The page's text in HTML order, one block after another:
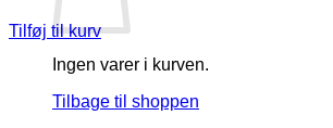
Ingen varer i kurven.
Tilbage til shoppen
Tilføj til kurv